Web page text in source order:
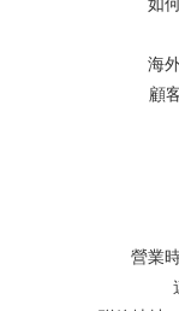
海
顧
營業